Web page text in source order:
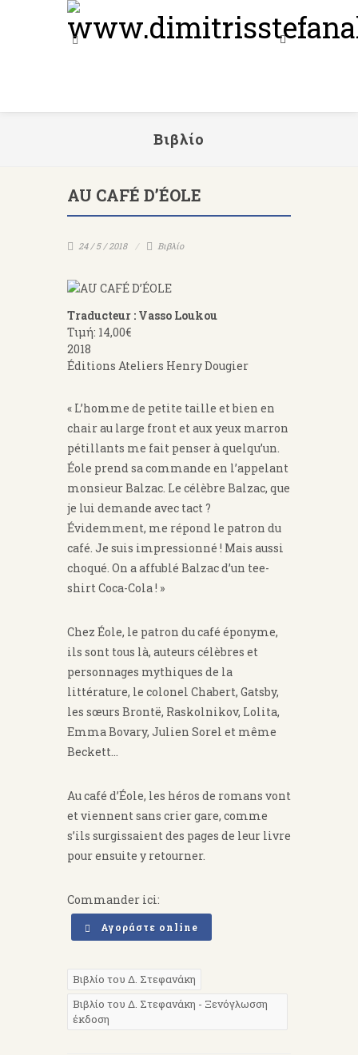
Βιβλίο
AU CAFÉ D’ÉOLE
24 / 5 / 2018 Βιβλίο
Traducteur : Vasso Loukou
Τιμή: 14,00€
2018
Éditions Ateliers Henry Dougier
« L’homme de petite taille et bien en
chair au large front et aux yeux marron
pétillants me fait penser à quelqu’un.
Éole prend sa commande en l’appelant
monsieur Balzac. Le célèbre Balzac, que
je lui demande avec tact ?
Évidemment, me répond le patron du
café. Je suis impressionné ! Mais aussi
choqué. On a affublé Balzac d’un tee-
shirt Coca-Cola ! »
Chez Éole, le patron du café éponyme,
ils sont tous là, auteurs célèbres et
personnages mythiques de la
littérature, le colonel Chabert, Gatsby,
les sœurs Brontë, Raskolnikov, Lolita,
Emma Bovary, Julien Sorel et même
Beckett…
Au café d’Éole, les héros de romans vont
et viennent sans crier gare, comme
s’ils surgissaient des pages de leur livre
pour ensuite y retourner.
Commander ici:
Αγοράστε online
Βιβλίο του Δ. Στεφανάκη
Βιβλίο του Δ. Στεφανάκη - Ξενόγλωσση
έκδοση